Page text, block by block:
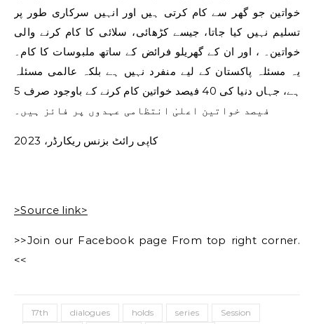
خواتین جو گھر سے کام کرتی ہیں اور انہیں سرکاری طور پر
تسلیم نہیں کیا جاتا، جیسے کڑھائی، سلائی کا کام کرنے والی
خواتین۔ ، اور ان کے گھریلو فرائض کے ساتھ ملبوسات کا کام۔
یہ مسئلہ پاکستان کے لیے منفرد نہیں ہے بلکہ عالمی مسئلہ
ہے، جہاں دنیا کی 40 فیصد خواتین کام کرنے کے باوجود صرف 5
فیصد خواتین اعلیٰ انتظامی عہدوں پر فائز ہیں۔
کاپی رائٹ بزنس ریکارڈر، 2023
>Source link>
>>Join our Facebook page From top right corner.
<<
17th dialogues holds series Session